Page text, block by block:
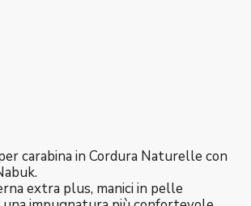
carabina in Cordura Naturelle con
extra plus, manici in pelle